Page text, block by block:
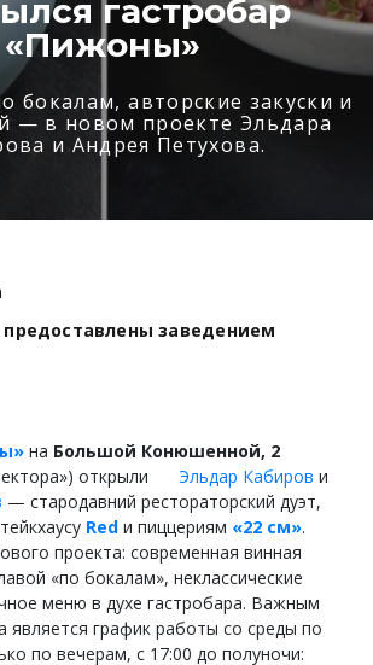
гастробар
«Пижоны»
бокалам, авторские закуски и
— в новом проекте Эльдара
и Андрея Петухова.
заведением
на Большой Конюшенной, 2
открыли
Эльдар Кабиров и
— стародавний рестораторский дуэт,
Red и пиццериям «22 см».
проекта: современная винная
«по бокалам», неклассические
меню в духе гастробара. Важным
является график работы со среды по
по вечерам, с 17:00 до полуночи: